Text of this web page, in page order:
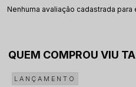
Nenhuma avaliação cadastrada para
QUEM COMPROU VIU
LANÇAMENTO